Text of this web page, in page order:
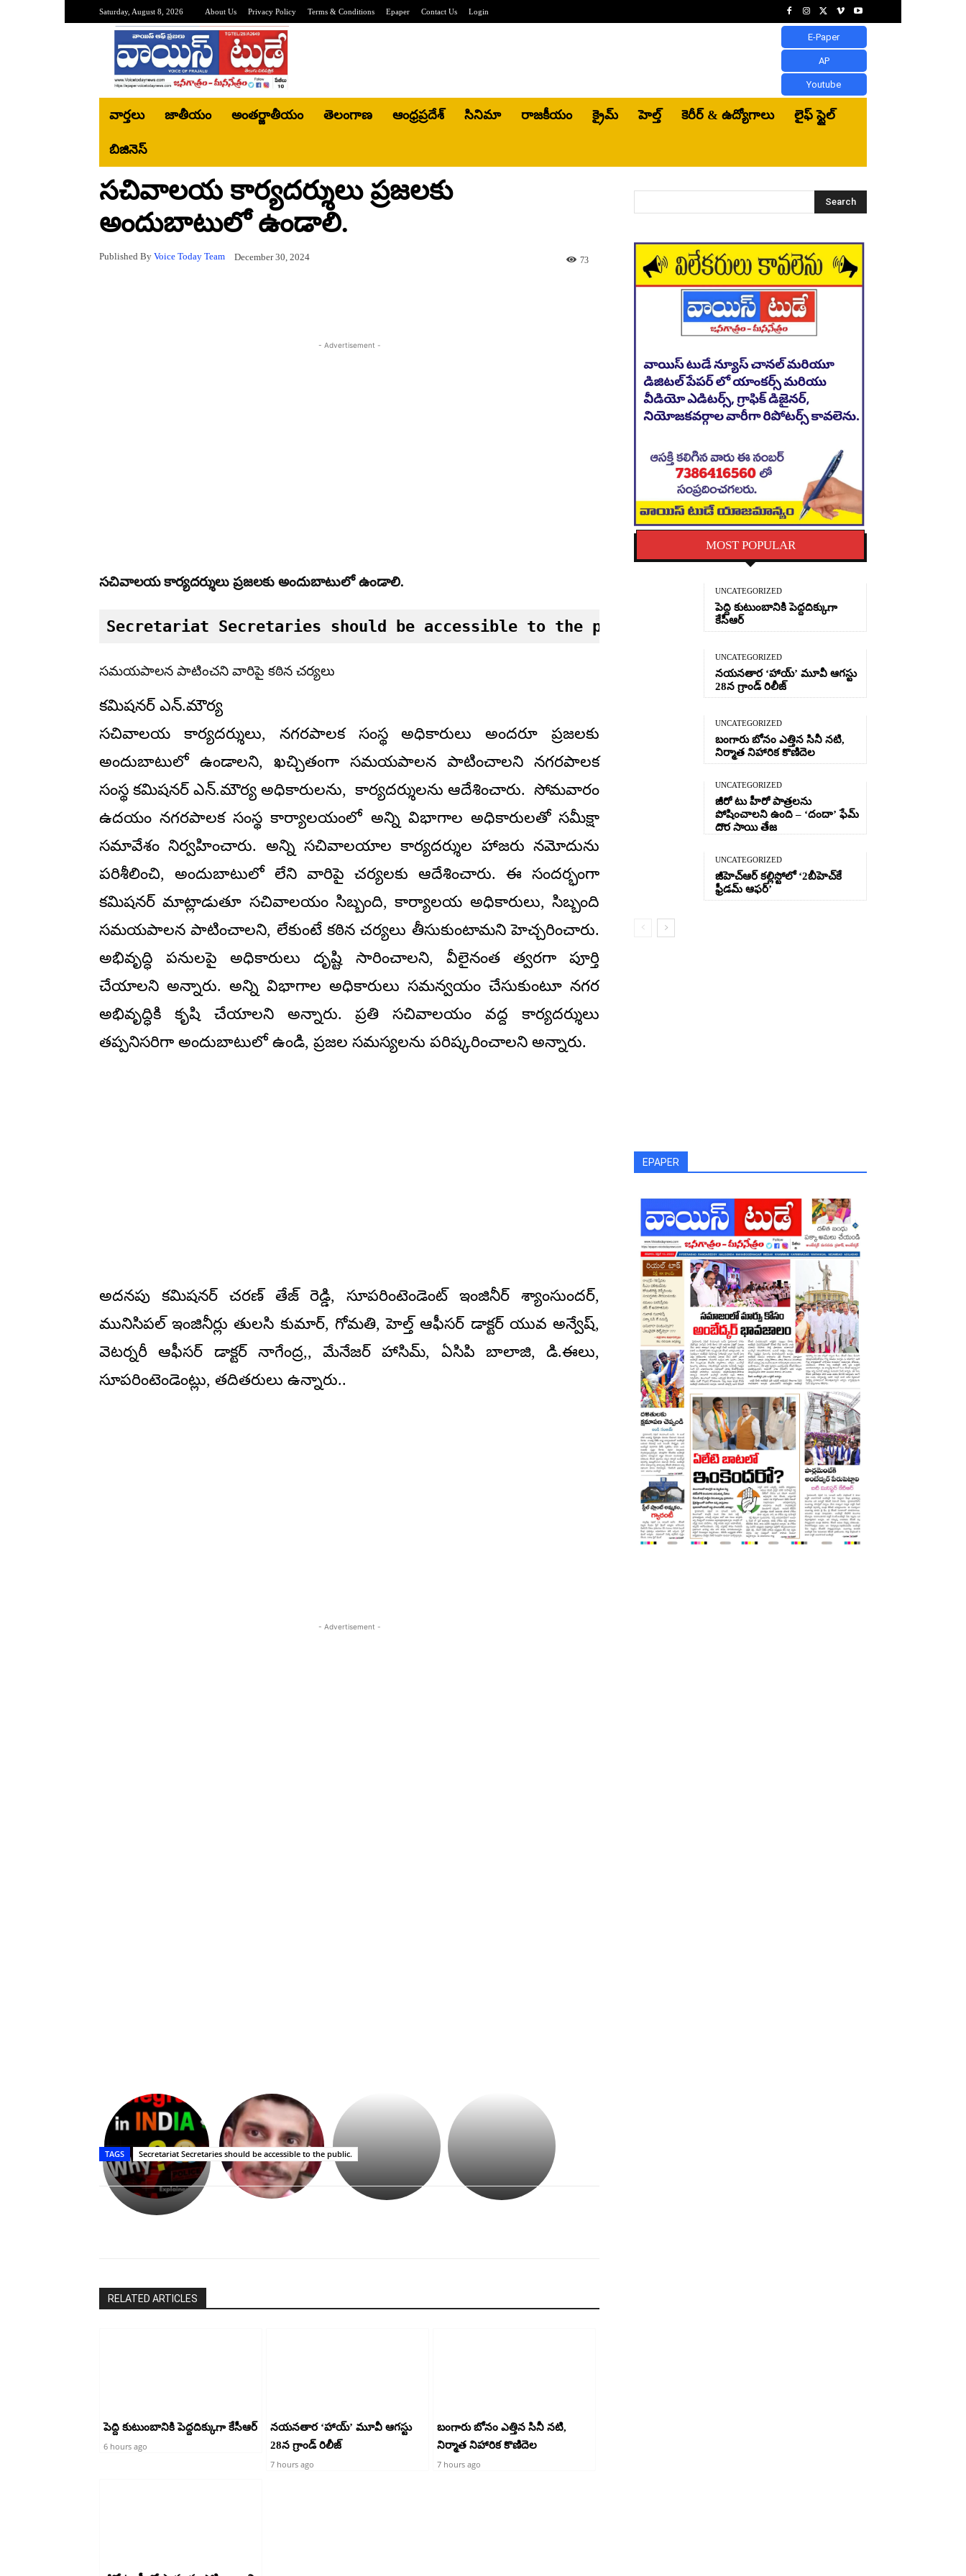
Saturday, August 8, 2026 About Us Privacy Policy Terms & Conditions Epaper Contact Us Login
E-Paper
AP
Youtube
వార్తలు జాతీయం అంతర్జాతీయం తెలంగాణ ఆంధ్రప్రదేశ్ సినిమా రాజకీయం క్రైమ్ హెల్త్‌ కెరీర్ & ఉద్యోగాలు లైఫ్ స్టైల్
బిజినెస్‌
సచివాలయ కార్యదర్శులు ప్రజలకు
అందుబాటులో ఉండాలి.
Published By Voice Today Team December 30, 2024 73
- Advertisement -
సచివాలయ కార్యదర్శులు ప్రజలకు అందుబాటులో ఉండాలి.
Secretariat Secretaries should be accessible to the public.
సమయపాలన పాటించని వారిపై కఠిన చర్యలు
కమిషనర్ ఎన్.మౌర్య
సచివాలయ కార్యదర్శులు, నగరపాలక సంస్థ అధికారులు అందరూ ప్రజలకు
అందుబాటులో ఉండాలని, ఖచ్చితంగా సమయపాలన పాటించాలని నగరపాలక
సంస్థ కమిషనర్ ఎన్.మౌర్య అధికారులను, కార్యదర్శులను ఆదేశించారు. సోమవారం
ఉదయం నగరపాలక సంస్థ కార్యాలయంలో అన్ని విభాగాల అధికారులతో సమీక్షా
సమావేశం నిర్వహించారు. అన్ని సచివాలయాల కార్యదర్శుల హాజరు నమోదును
పరిశీలించి, అందుబాటులో లేని వారిపై చర్యలకు ఆదేశించారు. ఈ సందర్భంగా
కమిషనర్ మాట్లాడుతూ సచివాలయం సిబ్బంది, కార్యాలయ అధికారులు, సిబ్బంది
సమయపాలన పాటించాలని, లేకుంటే కఠిన చర్యలు తీసుకుంటామని హెచ్చరించారు.
అభివృద్ధి పనులపై అధికారులు దృష్టి సారించాలని, వీలైనంత త్వరగా పూర్తి
చేయాలని అన్నారు. అన్ని విభాగాల అధికారులు సమన్వయం చేసుకుంటూ నగర
అభివృద్ధికి కృషి చేయాలని అన్నారు. ప్రతి సచివాలయం వద్ద కార్యదర్శులు
తప్పనిసరిగా అందుబాటులో ఉండి, ప్రజల సమస్యలను పరిష్కరించాలని అన్నారు.
అదనపు కమిషనర్ చరణ్ తేజ్ రెడ్డి, సూపరింటెండెంట్ ఇంజినీర్ శ్యాంసుందర్,
మునిసిపల్ ఇంజినీర్లు తులసి కుమార్, గోమతి, హెల్త్ ఆఫీసర్ డాక్టర్ యువ అన్వేష్,
వెటర్నరీ ఆఫీసర్ డాక్టర్ నాగేంద్ర,, మేనేజర్ హాసిమ్, ఏసిపి బాలాజి, డి.ఈలు,
సూపరింటెండెంట్లు, తదితరులు ఉన్నారు..
- Advertisement -
ప్రసాదం
తీర్థం..తులసీదళం
లేకుండా
అసంపూర్ణం
సినిమాతో
పాన్
స్టార్
హీరోయిన్‏గా
శ్రీనిధి
Upasana:
భర్తపై
రివెంజ్
తీర్చుకున్న
ఉపాసన..
పాపం
రామ్
TAGS Secretariat Secretaries should be accessible to the public.
RELATED ARTICLES
పెద్ది కుటుంబానికి పెద్దదిక్కుగా కేసీఆర్
6 hours ago
నయనతార ‘హాయ్’ మూవీ ఆగస్టు
28న గ్రాండ్ రిలీజ్
7 hours ago
బంగారు బోనం ఎత్తిన సినీ నటి,
నిర్మాత నిహారిక కొణిదెల
7 hours ago
Search
MOST POPULAR
UNCATEGORIZED
పెద్ది కుటుంబానికి పెద్దదిక్కుగా
కేసీఆర్
UNCATEGORIZED
నయనతార ‘హాయ్’ మూవీ ఆగస్టు
28న గ్రాండ్ రిలీజ్
UNCATEGORIZED
బంగారు బోనం ఎత్తిన సినీ నటి,
నిర్మాత నిహారిక కొణిదెల
UNCATEGORIZED
జీరో టు హీరో పాత్రలను
పోషించాలని ఉంది – ‘దందా’ ఫేమ్
దొర సాయి తేజ
UNCATEGORIZED
జీహెచ్ఆర్‌ కల్లిస్టోలో ‘2బీహెచ్‌కే
ఫ్రీడమ్ ఆఫర్’
EPAPER